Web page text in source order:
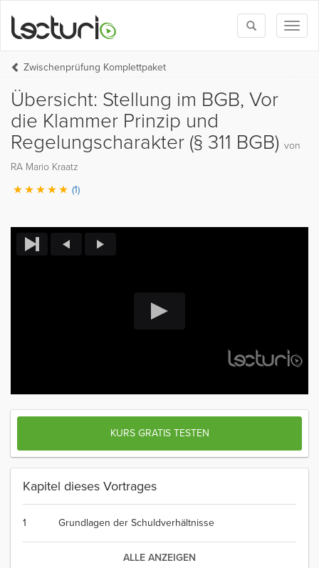
Toggle
search
Zwischenprüfung Komplettpaket
Übersicht: Stellung im BGB, Vor
die Klammer Prinzip und
Regelungscharakter (§ 311 BGB) von
RA Mario Kraatz
(1)
KURS GRATIS TESTEN
Kapitel dieses Vortrages
1 Grundlagen der Schuldverhältnisse
ALLE ANZEIGEN